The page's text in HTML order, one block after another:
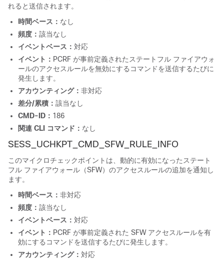
れると送信されます。
時間ベース： なし
頻度： 該当なし
イベントベース： 対応
イベント： PCRF が事前定義されたステートフル ファイアウォ
ールのアクセスルールを無効にするコマンドを送信するたびに
発生します。
アカウンティング： 非対応
差分/累積： 該当なし
CMD-ID： 186
関連 CLI コマンド： なし
SESS_UCHKPT_CMD_SFW_RULE_INFO
このマイクロチェックポイントは、動的に有効になったステート
フル ファイアウォール（SFW）のアクセスルールの追加を通知し
ます。
時間ベース： 非対応
頻度： 該当なし
イベントベース： 対応
イベント： PCRF が事前定義された SFW アクセスルールを有
効にするコマンドを送信するたびに発生します。
アカウンティング： 対応